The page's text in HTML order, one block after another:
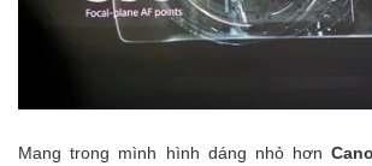
Mang trong mình hình dáng nhỏ hơn